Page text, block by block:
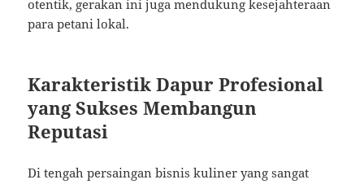
otentik, gerakan ini juga mendukung kesejahteraan
para petani lokal.
Karakteristik Dapur Profesional
yang Sukses Membangun
Reputasi
Di tengah persaingan bisnis kuliner yang sangat